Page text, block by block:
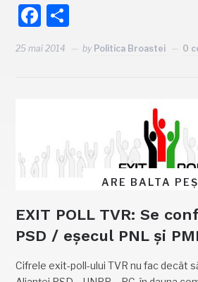
Facebook
25 mai 2014 by Politica Broastei 0
ARE BALTA
EXIT POLL TVR: Se
PSD / eșecul PNL și
Cifrele exit-poll-ului TVR nu fac decât